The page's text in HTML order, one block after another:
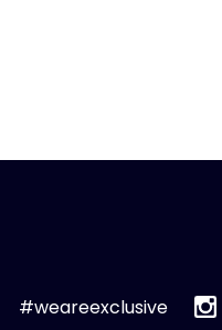
#weareexclusive